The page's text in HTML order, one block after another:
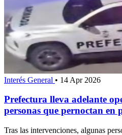
Interés General • 14 Apr 2026
Prefectura lleva adelante
personas que pernoctan en
Tras las intervenciones, algunas